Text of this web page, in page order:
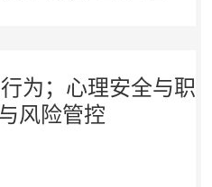
为；心理安全与职
风险管控